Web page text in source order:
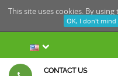
This site uses cookies. By
OK, I don't mind
CONTACT US